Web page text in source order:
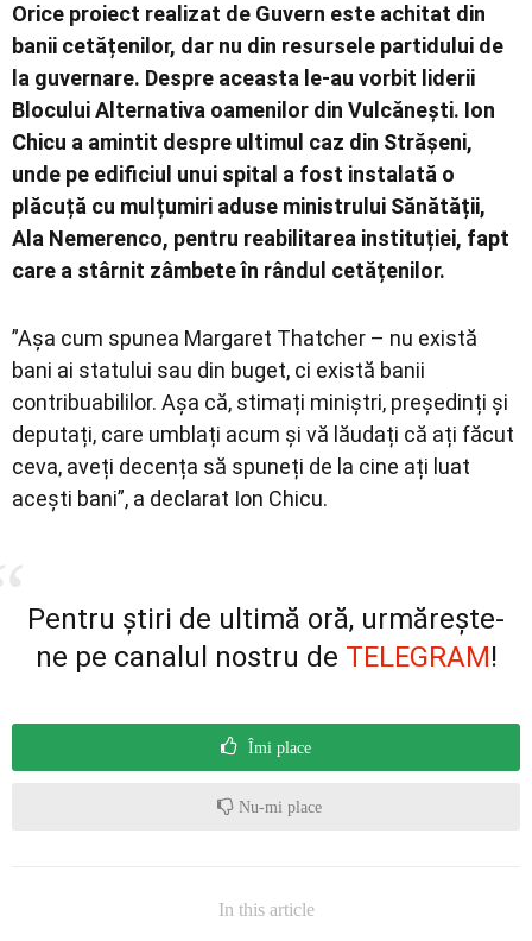
Orice proiect realizat de Guvern este achitat din
banii cetățenilor, dar nu din resursele partidului de
la guvernare. Despre aceasta le-au vorbit liderii
Blocului Alternativa oamenilor din Vulcănești. Ion
Chicu a amintit despre ultimul caz din Strășeni,
unde pe edificiul unui spital a fost instalată o
plăcuță cu mulțumiri aduse ministrului Sănătății,
Ala Nemerenco, pentru reabilitarea instituției, fapt
care a stârnit zâmbete în rândul cetățenilor.
”Așa cum spunea Margaret Thatcher – nu există
bani ai statului sau din buget, ci există banii
contribuabililor. Așa că, stimați miniștri, președinți și
deputați, care umblați acum și vă lăudați că ați făcut
ceva, aveți decența să spuneți de la cine ați luat
acești bani”, a declarat Ion Chicu.
Pentru știri de ultimă oră, urmărește-
ne pe canalul nostru de TELEGRAM!
Îmi place
Nu-mi place
In this article